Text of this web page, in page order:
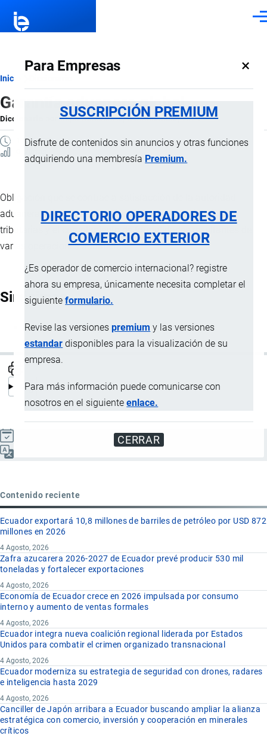
Para Empresas ×
SUSCRIPCIÓN PREMIUM
Disfrute de contenidos sin anuncios y otras funciones
adquiriendo una membresía Premium.
DIRECTORIO OPERADORES DE
COMERCIO EXTERIOR
¿Es operador de comercio internacional? registre
ahora su empresa, únicamente necesita completar el
siguienteformulario.
Revise las versionespremium y las versiones
estandar disponibles para la visualización de su
empresa.
Para más información puede comunicarse con
nosotros en el siguienteenlace.
CERRAR
Ruta
de
navegación
Inicio
Garantía aduanera global
Diccionario porImportaciones …, 8 Septiembre, 2024
1 MINUTO
Obligación que se contrae a satisfacción de la autoridad
aduanera para afianzar la ejecución de las obligaciones
tributarias y el cumplimiento de formalidades resultantes de
varias
operaciones aduaneras.
Sinónimos
Fianza aduanera global
Actualizado el 9 Septiembre, 2024
Contenido reciente
Ecuador exportará 10,8 millones de barriles de petróleo por USD 872
millones en 2026
4 Agosto, 2026
Zafra azucarera 2026-2027 de Ecuador prevé producir 530 mil
toneladas y fortalecer exportaciones
4 Agosto, 2026
Economía de Ecuador crece en 2026 impulsada por consumo
interno y aumento de ventas formales
4 Agosto, 2026
Ecuador integra nueva coalición regional liderada por Estados
Unidos para combatir el crimen organizado transnacional
4 Agosto, 2026
Ecuador moderniza su estrategia de seguridad con drones, radares
e inteligencia hasta 2029
4 Agosto, 2026
Canciller de Japón arribara a Ecuador buscando ampliar la alianza
estratégica con comercio, inversión y cooperación en minerales
críticos